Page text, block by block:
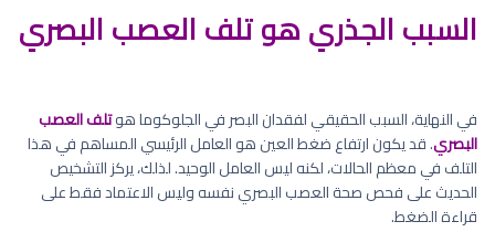
السبب الجذري هو تلف العصب البصري
في النهاية، السبب الحقيقي لفقدان البصر في الجلوكوما هوتلف العصب
البصري. قد يكون ارتفاع ضغط العين هو العامل الرئيسي المساهم في هذا
التلف في معظم الحالات، لكنه ليس العامل الوحيد. لذلك، يركز التشخيص
الحديث على فحص صحة العصب البصري نفسه وليس الاعتماد فقط على
قراءة الضغط.